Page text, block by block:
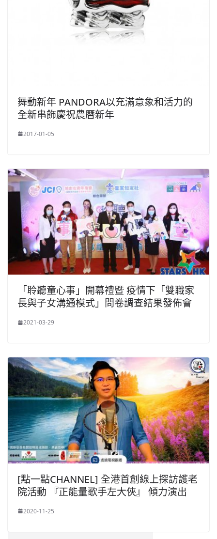
舞動新年 PANDORA以充滿意象和活力的
全新串飾慶祝農曆新年
2017-01-05
「聆聽童心事」開幕禮暨 疫情下「雙職家
長與子女溝通模式」問卷調查結果發佈會
2021-03-29
[點一點CHANNEL] 全港首創線上探訪護老
院活動 『正能量歌手左大俠』 傾力演出
2020-11-25